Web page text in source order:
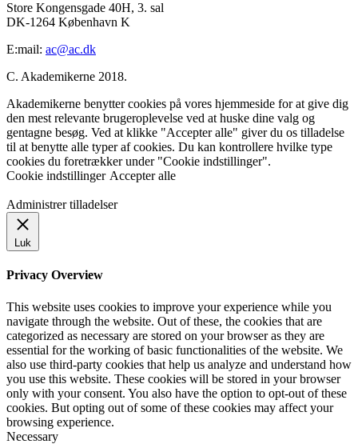
Store Kongensgade 40H, 3. sal
DK-1264 København K
E:mail: ac@ac.dk
C. Akademikerne 2018.
Akademikerne benytter cookies på vores hjemmeside for at give dig
den mest relevante brugeroplevelse ved at huske dine valg og
gentagne besøg. Ved at klikke "Accepter alle" giver du os tilladelse
til at benytte alle typer af cookies. Du kan kontrollere hvilke type
cookies du foretrækker under "Cookie indstillinger".
Cookie indstillinger Accepter alle
Administrer tilladelser
Luk
Privacy Overview
This website uses cookies to improve your experience while you
navigate through the website. Out of these, the cookies that are
categorized as necessary are stored on your browser as they are
essential for the working of basic functionalities of the website. We
also use third-party cookies that help us analyze and understand how
you use this website. These cookies will be stored in your browser
only with your consent. You also have the option to opt-out of these
cookies. But opting out of some of these cookies may affect your
browsing experience.
Necessary